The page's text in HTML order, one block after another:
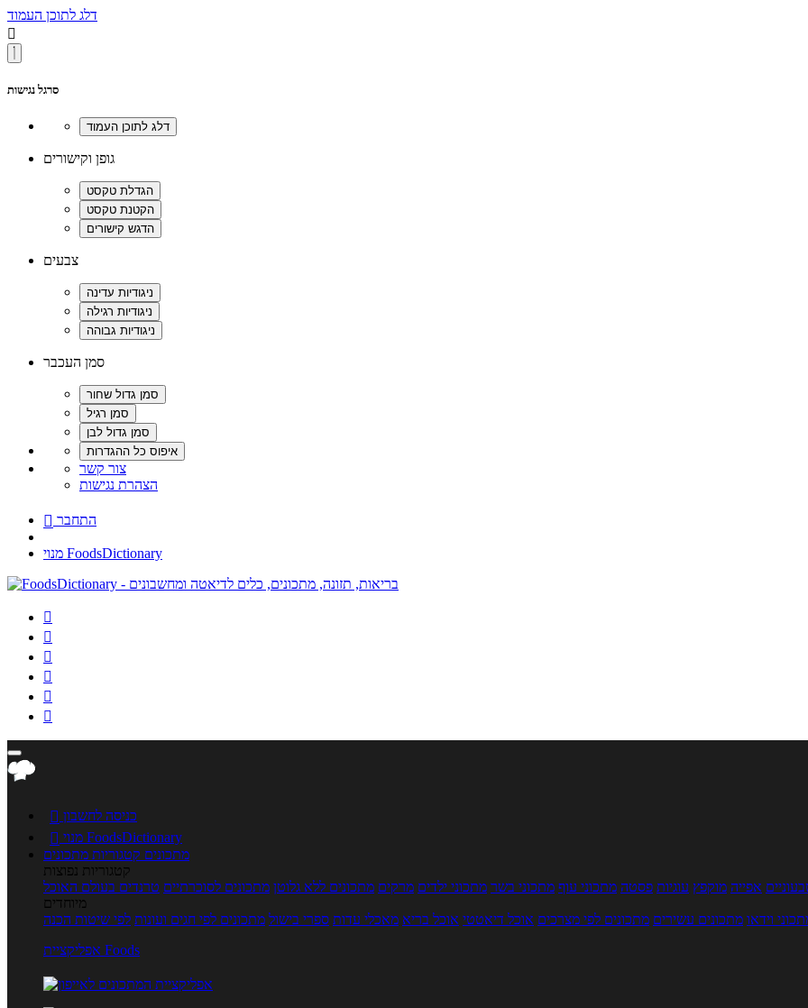
דלג לתוכן העמוד

סרגל נגישות
גופן וקישורים
צבעים
סמן העכבר
צור קשר
הצהרת נגישות
 התחבר
מנוי FoodsDictionary






 כניסה לחשבון

מנוי FoodsDictionary
מתכונים קטגוריות מתכונים
קטגוריות נפוצות
אפייה מוקפץ עוגיות פסטה מתכוני עוף מתכוני בשר מתכוני ילדים מרקים מתכונים ללא גלוטן מתכונים לסוכרתיים טרנדים בעולם האוכל
מיוחדים
וידאו מתכונים עשירים מתכונים לפי מצרכים אוכל דיאטטי אוכל בריא מאכלי עדות ספרי בישול מתכונים לפי חגים ועונות לפי שיטות הכנה
אפליקציית Foods